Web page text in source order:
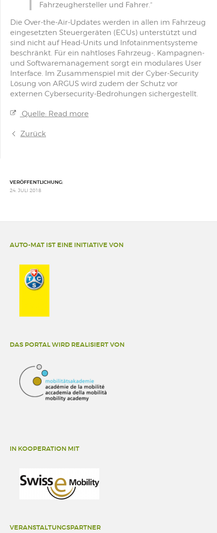
Fahrzeughersteller und Fahrer.“
Die Over-the-Air-Updates werden in allen im Fahrzeug
eingesetzten Steuergeräten (ECUs) unterstützt und
sind nicht auf Head-Units und Infotainmentsysteme
beschränkt. Für ein nahtloses Fahrzeug-, Kampagnen-
und Softwaremanagement sorgt ein modulares User
Interface. Im Zusammenspiel mit der Cyber-Security
Lösung von ARGUS wird zudem der Schutz vor
externen Cybersecurity-Bedrohungen sichergestellt.
Quelle: Read more
Zurück
VERÖFFENTLICHUNG:
24. JULI 2018
AUTO-MAT IST EINE INITIATIVE VON
DAS PORTAL WIRD REALISIERT VON
IN KOOPERATION MIT
VERANSTALTUNGSPARTNER